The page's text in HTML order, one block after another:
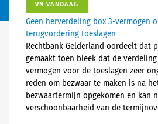
VN VANDAAG
Geen herverdeling box 3-vermogen
terugvordering toeslagen
Rechtbank Gelderland oordeelt dat
gemaakt toen bleek dat de
vermogen voor de toeslagen zeer
reden om bezwaar te maken is na
bezwaartermijn opgekomen en kan
verschoonbaarheid van de